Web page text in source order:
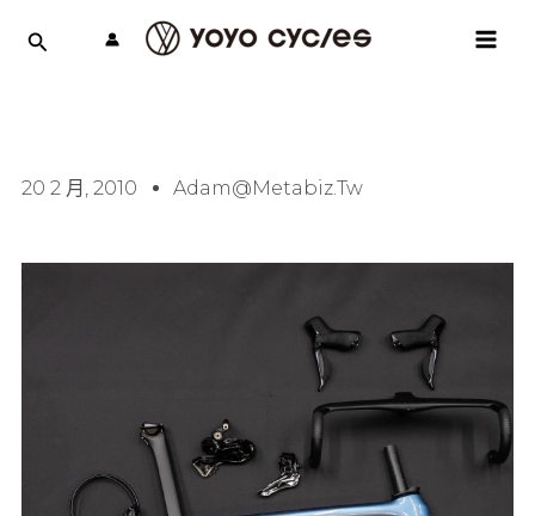
20 2 月, 2010 Adam@metabiz.tw